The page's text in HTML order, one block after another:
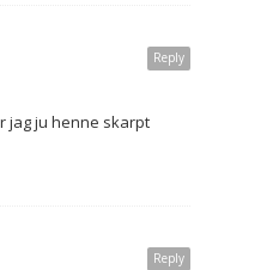
Reply
jag ju henne skarpt
Reply